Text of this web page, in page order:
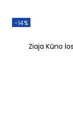
-14%
Ziaja Kūno